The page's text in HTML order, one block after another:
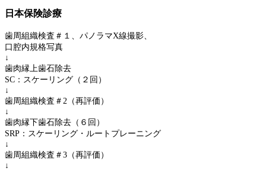
日本保険診療
歯周組織検査＃１、パノラマX線撮影、
口腔内規格写真
↓
歯肉縁上歯石除去
SC：スケーリング（２回）
↓
歯周組織検査＃2（再評価）
↓
歯肉縁下歯石除去（６回）
SRP：スケーリング・ルートプレーニング
↓
歯周組織検査＃3（再評価）
↓